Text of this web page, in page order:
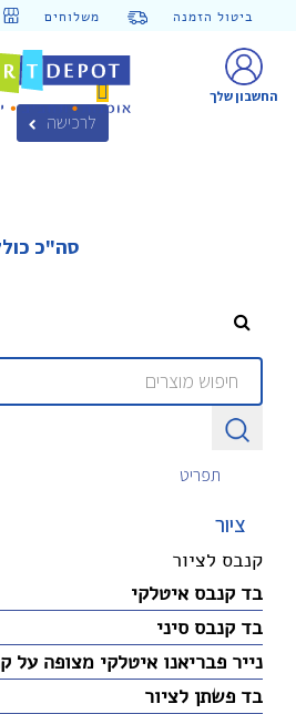
ביטול הזמנה משלוחים
לרכישה
סה"כ
החשבון שלך
תפריט
ציור
קנבס לציור
בד קנבס איטלקי
בד קנבס סיני
נייר פבריאנו איטלקי מצופה על
בד פשתן לציור